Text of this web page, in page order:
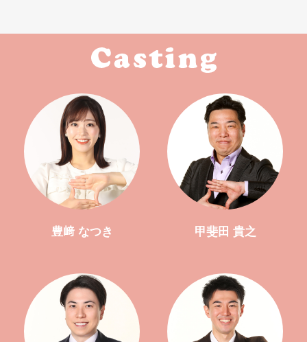
豊﨑 なつき 甲斐田 貴之